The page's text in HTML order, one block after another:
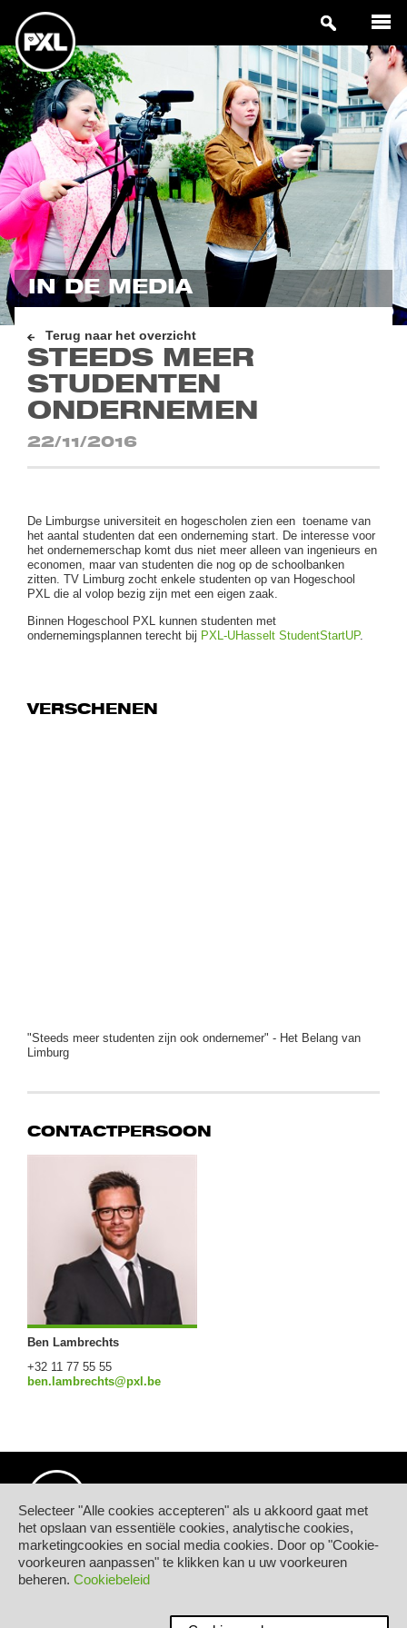
Selecteer "Alle cookies accepteren" als u akkoord gaat met
het opslaan van essentiële cookies, analytische cookies,
marketingcookies en social media cookies. Door op "Cookie-
voorkeuren aanpassen" te klikken kan u uw voorkeuren
beheren. Cookiebeleid
IN DE MEDIA
Terug naar het overzicht
STEEDS MEER
STUDENTEN
ONDERNEMEN
22/11/2016
De Limburgse universiteit en hogescholen zien een toename van
het aantal studenten dat een onderneming start. De interesse voor
het ondernemerschap komt dus niet meer alleen van ingenieurs en
economen, maar van studenten die nog op de schoolbanken
zitten. TV Limburg zocht enkele studenten op van Hogeschool
PXL die al volop bezig zijn met een eigen zaak.
Binnen Hogeschool PXL kunnen studenten met
ondernemingsplannen terecht bij PXL-UHasselt StudentStartUP.
VERSCHENEN
"Steeds meer studenten zijn ook ondernemer" - Het Belang van
Limburg
CONTACTPERSOON
Ben Lambrechts
+32 11 77 55 55
ben.lambrechts@pxl.be
© Hogeschool PXL
Elfde-Liniestraat 24
B-3500 HASSELT